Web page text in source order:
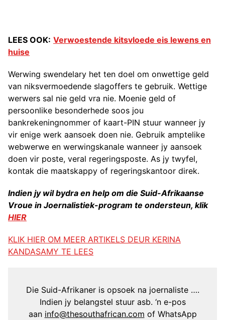
LEES OOK: Verwoestende kitsvloede eis lewens en
huise
Werwing swendelary het ten doel om onwettige geld
van niksvermoedende slagoffers te gebruik. Wettige
werwers sal nie geld vra nie. Moenie geld of
persoonlike besonderhede soos jou
bankrekeningnommer of kaart-PIN stuur wanneer jy
vir enige werk aansoek doen nie. Gebruik amptelike
webwerwe en werwingskanale wanneer jy aansoek
doen vir poste, veral regeringsposte. As jy twyfel,
kontak die maatskappy of regeringskantoor direk.
Indien jy wil bydra en help om die Suid-Afrikaanse
Vroue in Joernalistiek-program te ondersteun, klik
HIER
KLIK HIER OM MEER ARTIKELS DEUR KERINA
KANDASAMY TE LEES
Die Suid-Afrikaner is opsoek na joernaliste ….
Indien jy belangstel stuur asb. ‘n e-pos
aan info@thesouthafrican.com of WhatsApp